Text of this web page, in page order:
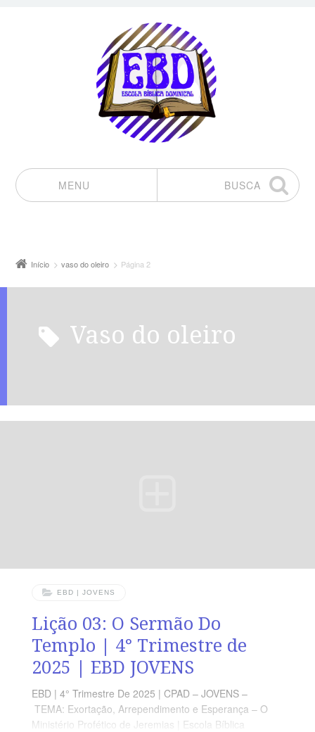
MENU
BUSCA
Início vaso do oleiro Página 2
vaso do oleiro
EBD | JOVENS
Lição 03: O Sermão Do
Templo | 4° Trimestre de
2025 | EBD JOVENS
EBD | 4° Trimestre De 2025 | CPAD – JOVENS –
TEMA: Exortação, Arrependimento e Esperança – O
Ministério Profético de Jeremias | Escola Bíblica